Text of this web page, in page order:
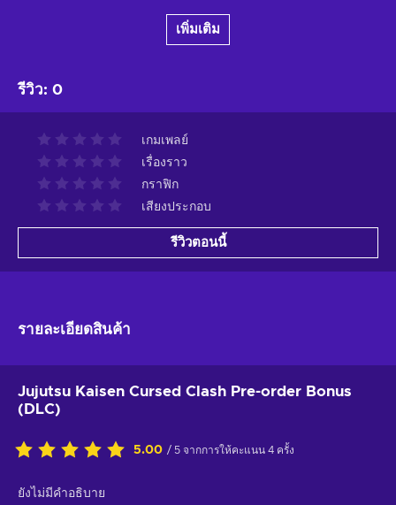
เพิ่มเติม
รีวิว: 0
เกมเพลย์
เรื่องราว
กราฟิก
เสียงประกอบ
รีวิวตอนนี้
รายละเอียดสินค้า
Jujutsu Kaisen Cursed Clash Pre-order Bonus
(DLC)
5.00 / 5 จากการให้คะแนน 4 ครั้ง
ยังไม่มีคำอธิบาย